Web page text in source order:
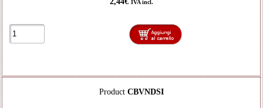
IVA incl.
Product CBVNDSI